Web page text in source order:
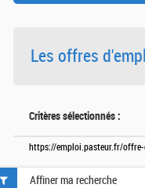
Les offres
Critères sélectionnés :
https://emploi.pasteur.fr/
Affiner ma recherche